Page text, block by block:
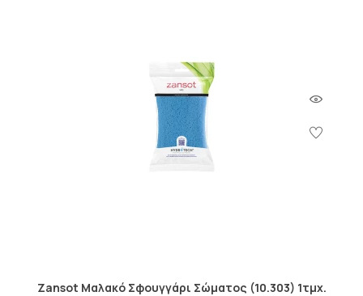
Zansot Μαλακό Σφουγγάρι Σώματος (10.303) 1τμχ.